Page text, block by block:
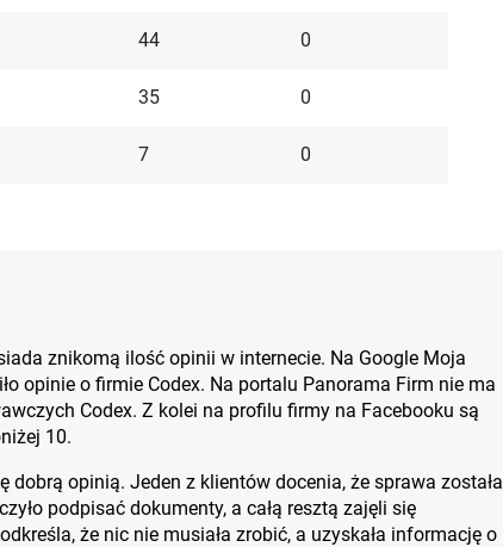
44 0
35 0
7 0
znikomą ilość opinii w internecie. Na Google Moja
opinie o firmie Codex. Na portalu Panorama Firm nie ma
Codex. Z kolei na profilu firmy na Facebooku są
10.
dobrą opinią. Jeden z klientów docenia, że sprawa została
podpisać dokumenty, a całą resztą zajęli się
że nic nie musiała zrobić, a uzyskała informację o